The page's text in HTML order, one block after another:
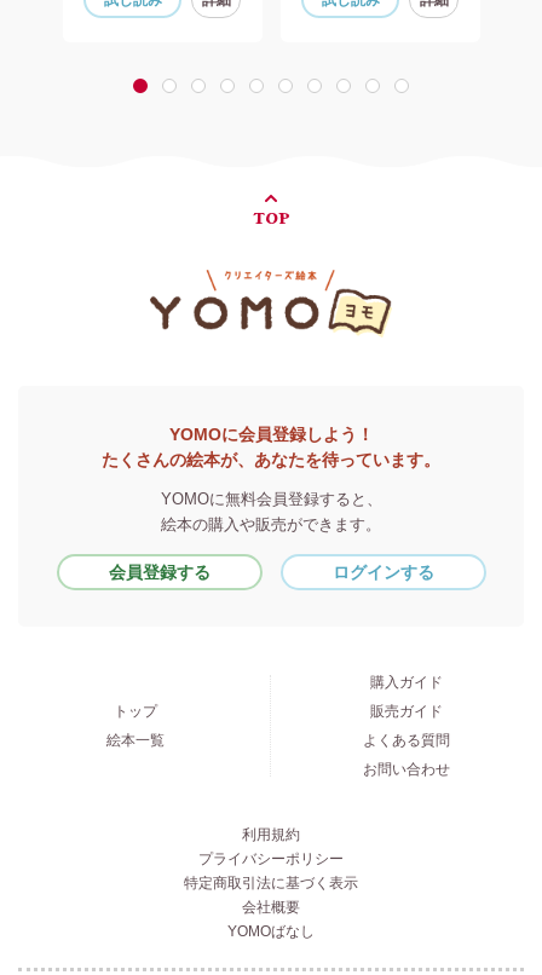
1 2 3 4 5 6 7 8 9 10
TOP
YOMOに会員登録しよう！
たくさんの絵本が、あなたを待っています。
YOMOに無料会員登録すると、
絵本の購入や販売ができます。
会員登録する ログインする
トップ
絵本一覧
購入ガイド
販売ガイド
よくある質問
お問い合わせ
利用規約
プライバシーポリシー
特定商取引法に基づく表示
会社概要
YOMOばなし